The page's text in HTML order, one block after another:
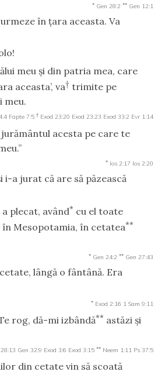
* Gen 28:2 ** Gen 12:1
în ţara aceasta. Va
meu şi din patria mea, care
aceasta’, va† trimite pe
meu.
Fapte 7:5 † Exod 23:20 Exod 23:23 Exod 33:2 Evr 1:14
acesta pe care te
* Ios 2:17 Ios 2:20
i-a jurat că are să păzească
plecat, având* cu el toate
în Mesopotamia, în cetatea**
* Gen 24:2 ** Gen 27:43
lângă o fântână. Era
* Exod 2:16 1 Sam 9:11
rog, dă-mi izbândă** astăzi şi
Gen 32:9 Exod 3:6 Exod 3:15 ** Neem 1:11 Ps 37:5
din cetate vin să scoată